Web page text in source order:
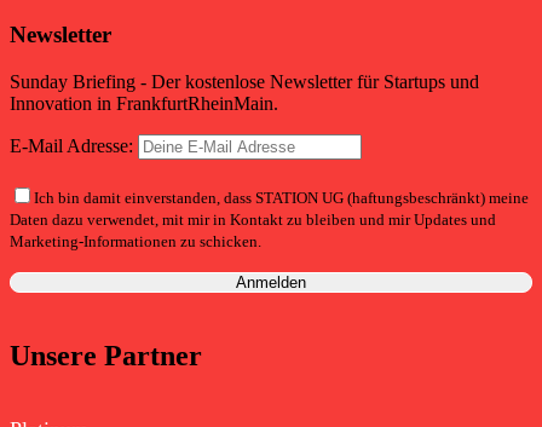
Newsletter
Sunday Briefing - Der kostenlose Newsletter für Startups und
Innovation in FrankfurtRheinMain.
E-Mail Adresse:
Ich bin damit einverstanden, dass STATION UG (haftungsbeschränkt) meine
Daten dazu verwendet, mit mir in Kontakt zu bleiben und mir Updates und
Marketing-Informationen zu schicken.
Unsere Partner